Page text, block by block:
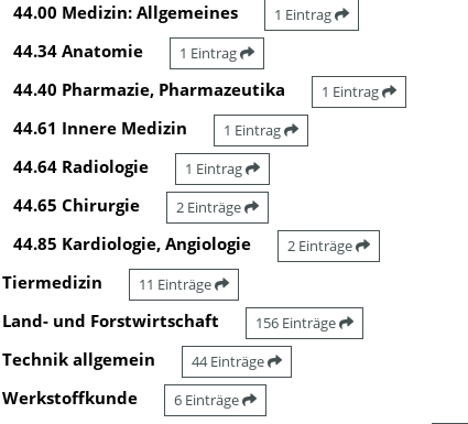
44.00 Medizin: Allgemeines 1 Eintrag
44.34 Anatomie 1 Eintrag
44.40 Pharmazie, Pharmazeutika 1 Eintrag
44.61 Innere Medizin 1 Eintrag
44.64 Radiologie 1 Eintrag
44.65 Chirurgie 2 Einträge
44.85 Kardiologie, Angiologie 2 Einträge
Tiermedizin 11 Einträge
Land- und Forstwirtschaft 156 Einträge
allgemein 44 Einträge
Werkstoffkunde 6 Einträge